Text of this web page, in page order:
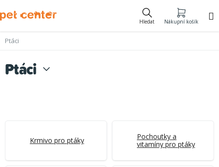
na
Hledat Nákupní košík
Ptáci
Ptáci
Krmivo pro ptáky
Pochoutky a
vitamíny pro ptáky